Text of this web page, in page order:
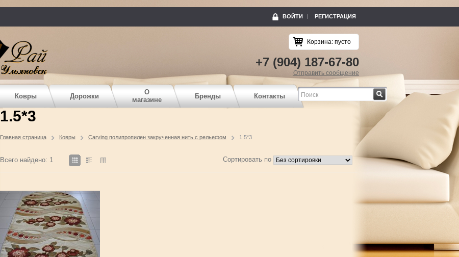
ВОЙТИ РЕГИСТРАЦИЯ
Корзина: пусто
+7 (904) 187-67-80
Отправить сообщение
Ковры Дорожки
О
магазине
Бренды Контакты
1.5*3
Главная страница Ковры Carving полипропилен закрученная нить с рельефом 1.5*3
Всего найдено: 1 Сортировать по